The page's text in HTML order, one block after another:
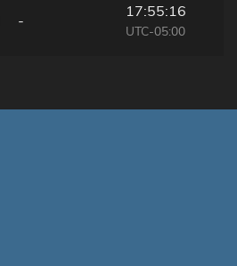
-
17:55:16
UTC-05:00